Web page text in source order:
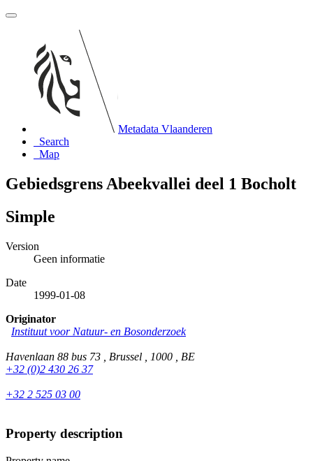
Metadata Vlaanderen
Search
Map
Gebiedsgrens Abeekvallei deel 1 Bocholt
Simple
Version
Geen informatie
Date
1999-01-08
Originator
Instituut voor Natuur- en Bosonderzoek
Havenlaan 88 bus 73 , Brussel , 1000 , BE
+32 (0)2 430 26 37
+32 2 525 03 00
Property description